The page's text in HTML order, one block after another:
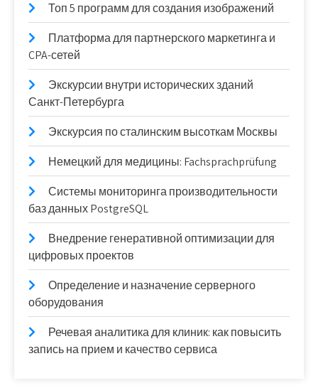
Топ 5 программ для создания изображений
Платформа для партнерского маркетинга и
CPA-сетей
Экскурсии внутри исторических зданий
Санкт-Петербурга
Экскурсия по сталинским высоткам Москвы
Немецкий для медицины: Fachsprachprüfung
Системы мониторинга производительности
баз данных PostgreSQL
Внедрение генеративной оптимизации для
цифровых проектов
Определение и назначение серверного
оборудования
Речевая аналитика для клиник: как повысить
запись на прием и качество сервиса